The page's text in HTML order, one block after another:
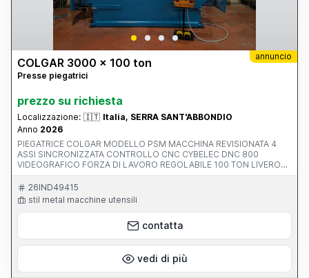
annuncio
COLGAR 3000 x 100 ton
Presse piegatrici
prezzo su richiesta
Localizzazione: 🇮🇹 Italia, SERRA SANT'ABBONDIO
Anno 2026
PIEGATRICE COLGAR MODELLO PSM MACCHINA REVISIONATA 4
ASSI SINCRONIZZATA CONTROLLO CNC CYBELEC DNC 800
VIDEOGRAFICO FORZA DI LAVORO REGOLABILE 100 TON LIVERO
PASSAGGIO FRA I MONTANTI 2600 MM MASSIMA LUNGHEZZA
UTILE 3100 MM INCAVO FRA I MONTANTI 350 MM CORSA
REGOLABILE 200 MM VELOCITA DISCESA REGOLABILE 100 MM/S DI
LAVORO 0-20 MM/SEC DI RITORNO 0-112 MM/SEC DISTANZA
MASSIMA FRA TAVOLA E PESTINE 400 MM PRESSIONE D'ESERCIZIO
750 MM CORSA ASSE R 150 MM
26IND49415
stil metal macchine utensili
contatta
vedi di più